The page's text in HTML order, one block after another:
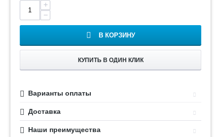
+
−
В КОРЗИНУ
КУПИТЬ В ОДИН КЛИК
Варианты оплаты
Доставка
Наши преимущества